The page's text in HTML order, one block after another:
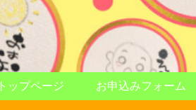
トップページ お申込みフォーム